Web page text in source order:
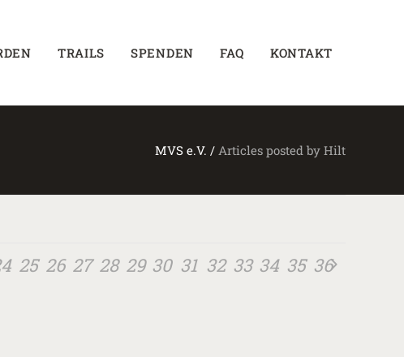
TRAILS SPENDEN FAQ KONTAKT
MVS e.V. / Articles posted by Hilt
25 26 27 28 29 30 31 32 33 34 35 36